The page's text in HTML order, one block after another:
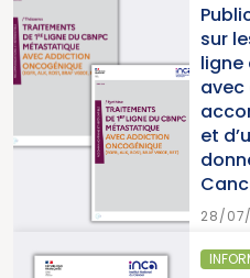
d’un thésaurus
traitements de 1re
du CBNPC métastatique
addiction oncogénique,
d’une synthèse
synthèse de
(Institut National du
PATIENTS